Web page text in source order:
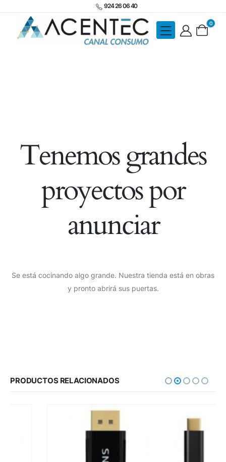
924 26 06 40
0
Tenemos grandes
proyectos por
anunciar
Se está cocinando algo grande. Nuestra tienda está en obras
y pronto abrirá sus puertas.
PRODUCTOS RELACIONADOS